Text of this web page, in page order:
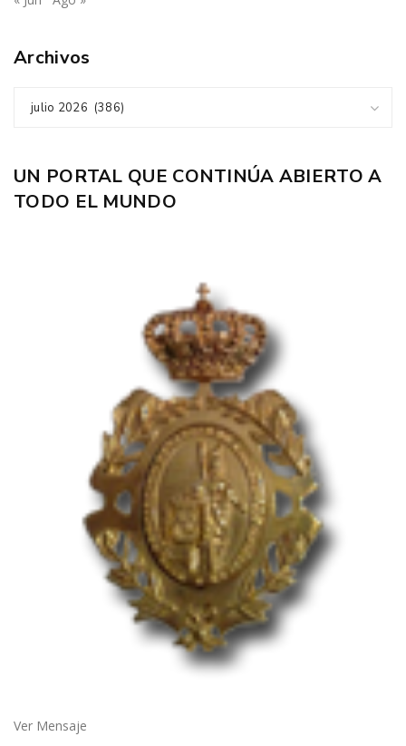
Archivos
julio 2026 (386)
UN PORTAL QUE CONTINÚA ABIERTO A
TODO EL MUNDO
Ver Mensaje